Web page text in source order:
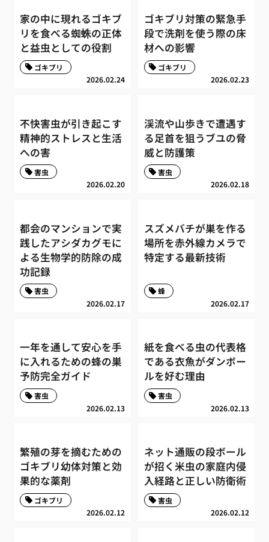
家の中に現れるゴキブ
リを食べる蜘蛛の正体
と益虫としての役割
2026.02.24
ゴキブリ
ゴキブリ対策の緊急手
段で洗剤を使う際の床
材への影響
2026.02.23
ゴキブリ
不快害虫が引き起こす
精神的ストレスと生活
への害
2026.02.20
害虫
渓流や山歩きで遭遇す
る足首を狙うブユの脅
威と防護策
2026.02.18
害虫
都会のマンションで実
践したアシダカグモに
よる生物学的防除の成
功記録
2026.02.17
害虫
スズメバチが巣を作る
場所を赤外線カメラで
特定する最新技術
2026.02.17
蜂
一年を通して安心を手
に入れるための蜂の巣
予防完全ガイド
2026.02.13
害虫
紙を食べる虫の代表格
である衣魚がダンボー
ルを好む理由
2026.02.13
害虫
繁殖の芽を摘むための
ゴキブリ幼体対策と効
果的な薬剤
2026.02.12
ゴキブリ
ネット通販の段ボール
が招く米虫の家庭内侵
入経路と正しい防衛術
2026.02.12
害虫